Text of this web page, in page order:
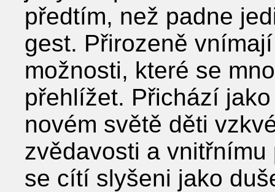
předtím, než padne
gest. Přirozeně
možnosti, které se
přehlížet. Přichází
novém světě děti
zvědavosti a
se cítí slyšeni jako